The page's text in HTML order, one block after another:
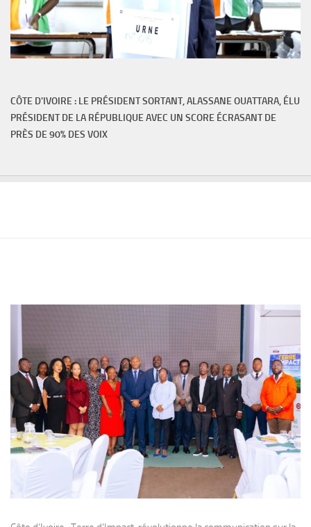
CÔTE D'IVOIRE : LE PRÉSIDENT SORTANT, ALASSANE OUATTARA, ÉLU
PRÉSIDENT DE LA RÉPUBLIQUE AVEC UN SCORE ÉCRASANT DE
PRÈS DE 90% DES VOIX